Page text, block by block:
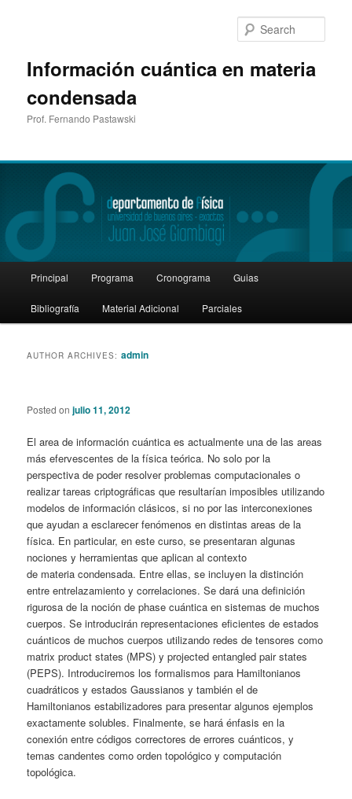
Información cuántica en materia
condensada
Prof. Fernando Pastawski
Skip
to
Skip
to
Principal Programa Cronograma Guias
Bibliografía Material Adicional Parciales
AUTHOR ARCHIVES:admin
Posted onjulio 11, 2012
El area de información cuántica es actualmente una de las areas
más efervescentes de la física teórica. No solo por la
perspectiva de poder resolver problemas computacionales o
realizar tareas criptográficas que resultarían imposibles utilizando
modelos de información clásicos, si no por las interconexiones
que ayudan a esclarecer fenómenos en distintas areas de la
física. En particular, en este curso, se presentaran algunas
nociones y herramientas que aplican al contexto
de materia condensada. Entre ellas, se incluyen la distinción
entre entrelazamiento y correlaciones. Se dará una definición
rigurosa de la noción de phase cuántica en sistemas de muchos
cuerpos. Se introducirán representaciones eficientes de estados
cuánticos de muchos cuerpos utilizando redes de tensores como
matrix product states (MPS) y projected entangled pair states
(PEPS). Introduciremos los formalismos para Hamiltonianos
cuadráticos y estados Gaussianos y también el de
Hamiltonianos estabilizadores para presentar algunos ejemplos
exactamente solubles. Finalmente, se hará énfasis en la
conexión entre códigos correctores de errores cuánticos, y
temas candentes como orden topológico y computación
topológica.